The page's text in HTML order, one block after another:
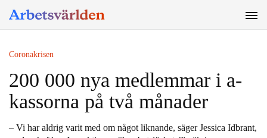
Coronakrisen
200 000 nya medlemmar i a-
kassorna på två månader
– Vi har aldrig varit med om något liknande, säger Jessica Idbrant,